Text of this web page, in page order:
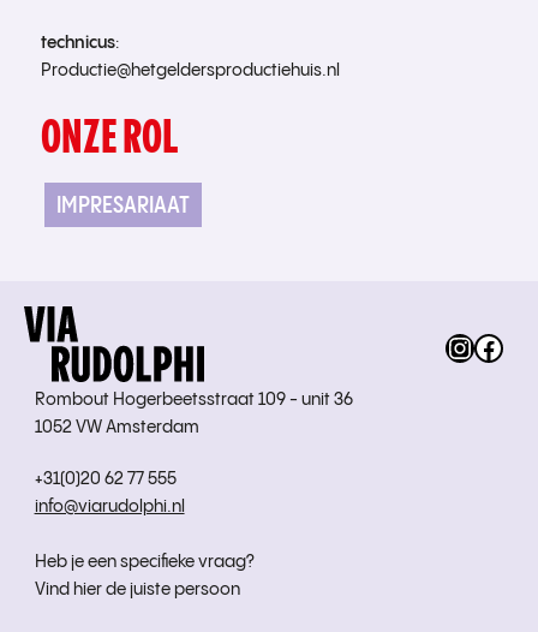
technicus:
Productie@hetgeldersproductiehuis.nl
ONZE ROL
IMPRESARIAAT
Rombout Hogerbeetsstraat 109 - unit 36
1052 VW Amsterdam
+31(0)20 62 77 555
info@viarudolphi.nl
Heb je een specifieke vraag?
Vind hier de juiste persoon